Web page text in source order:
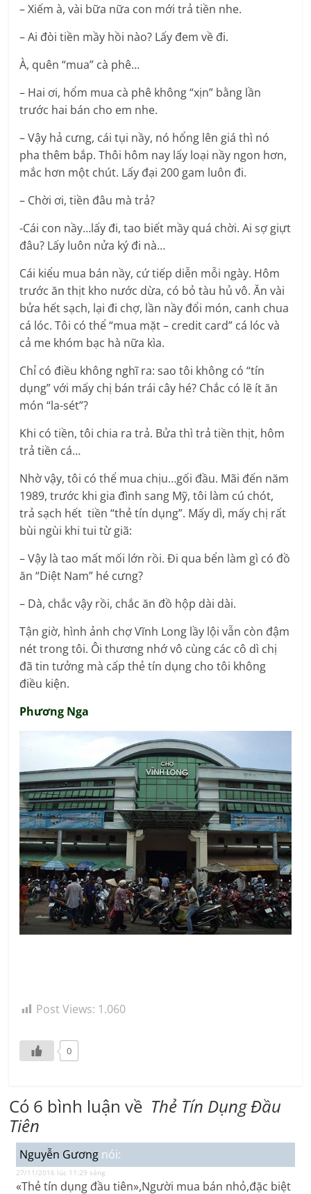
– Xiếm à, vài bữa nữa con mới trả tiền nhe.
– Ai đòi tiền mầy hồi nào? Lấy đem về đi.
À, quên “mua” cà phê…
– Hai ơi, hổm mua cà phê không “xịn” bằng lần
trước hai bán cho em nhe.
– Vậy hả cưng, cái tụi nầy, nó hổng lên giá thì nó
pha thêm bắp. Thôi hôm nay lấy loại nầy ngon hơn,
mắc hơn một chút. Lấy đại 200 gam luôn đi.
– Chời ơi, tiền đâu mà trả?
-Cái con nầy…lấy đi, tao biết mầy quá chời. Ai sợ giựt
đâu? Lấy luôn nửa ký đi nà…
Cái kiểu mua bán nầy, cứ tiếp diễn mỗi ngày. Hôm
trước ăn thịt kho nước dừa, có bỏ tàu hủ vô. Ăn vài
bửa hết sạch, lại đi chợ, lần nầy đổi món, canh chua
cá lóc. Tôi có thể “mua mặt – credit card” cá lóc và
cả me khóm bạc hà nữa kìa.
Chỉ có điều không nghĩ ra: sao tôi không có “tín
dụng” với mấy chị bán trái cây hé? Chắc có lẽ ít ăn
món “la-sét”?
Khi có tiền, tôi chia ra trả. Bửa thì trả tiền thịt, hôm
trả tiền cá…
Nhờ vậy, tôi có thể mua chịu…gối đầu. Mãi đến năm
1989, trước khi gia đình sang Mỹ, tôi làm cú chót,
trả sạch hết tiền “thẻ tín dụng”. Mấy dì, mấy chị rất
bùi ngùi khi tui từ giã:
– Vậy là tao mất mối lớn rồi. Đi qua bển làm gì có đồ
ăn “Diệt Nam” hé cưng?
– Dà, chắc vậy rồi, chắc ăn đồ hộp dài dài.
Tận giờ, hình ảnh chợ Vĩnh Long lầy lội vẫn còn đậm
nét trong tôi. Ôi thương nhớ vô cùng các cô dì chị
đã tin tưởng mà cấp thẻ tín dụng cho tôi không
điều kiện.
Phương Nga
Post Views: 1.060
0
Có 6 bình luận về Thẻ Tín Dụng Đầu
Tiên
Nguyễn Gương nói:
27/11/2016 lúc 11:29 sáng
«Thẻ tín dụng đầu tiên»,Người mua bán nhỏ,đặc biệt